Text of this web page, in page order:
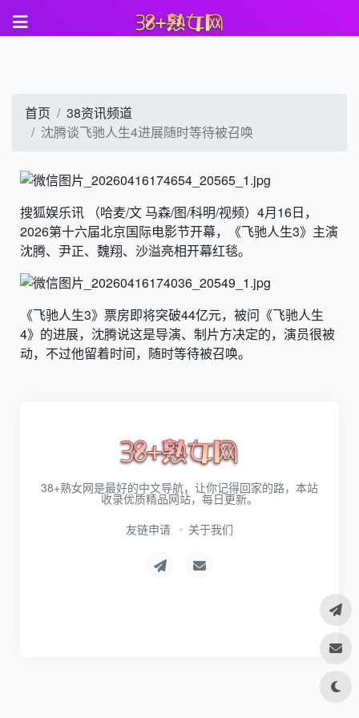
首页
38资讯频道
沈腾谈飞驰人生4进展随时等待被召唤
搜狐娱乐讯 （哈麦/文 马森/图/科明/视频）4月16日，
2026第十六届北京国际电影节开幕，《飞驰人生3》主演
沈腾、尹正、魏翔、沙溢亮相开幕红毯。
《飞驰人生3》票房即将突破44亿元，被问《飞驰人生
4》的进展，沈腾说这是导演、制片方决定的，演员很被
动，不过他留着时间，随时等待被召唤。
38+熟女网是最好的中文导航，让你记得回家的路，本站
收录优质精品网站，每日更新。
友链申请
关于我们